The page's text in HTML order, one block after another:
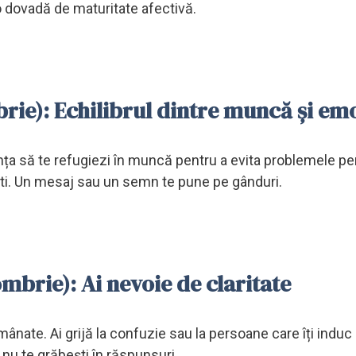
de maturitate afectivă.
Echilibrul dintre muncă și
să te refugiezi în muncă pentru a evita problemele
Un mesaj sau un semn te pune pe gânduri.
Ai nevoie de claritate
Ai grijă la confuzie sau la persoane care îți induc